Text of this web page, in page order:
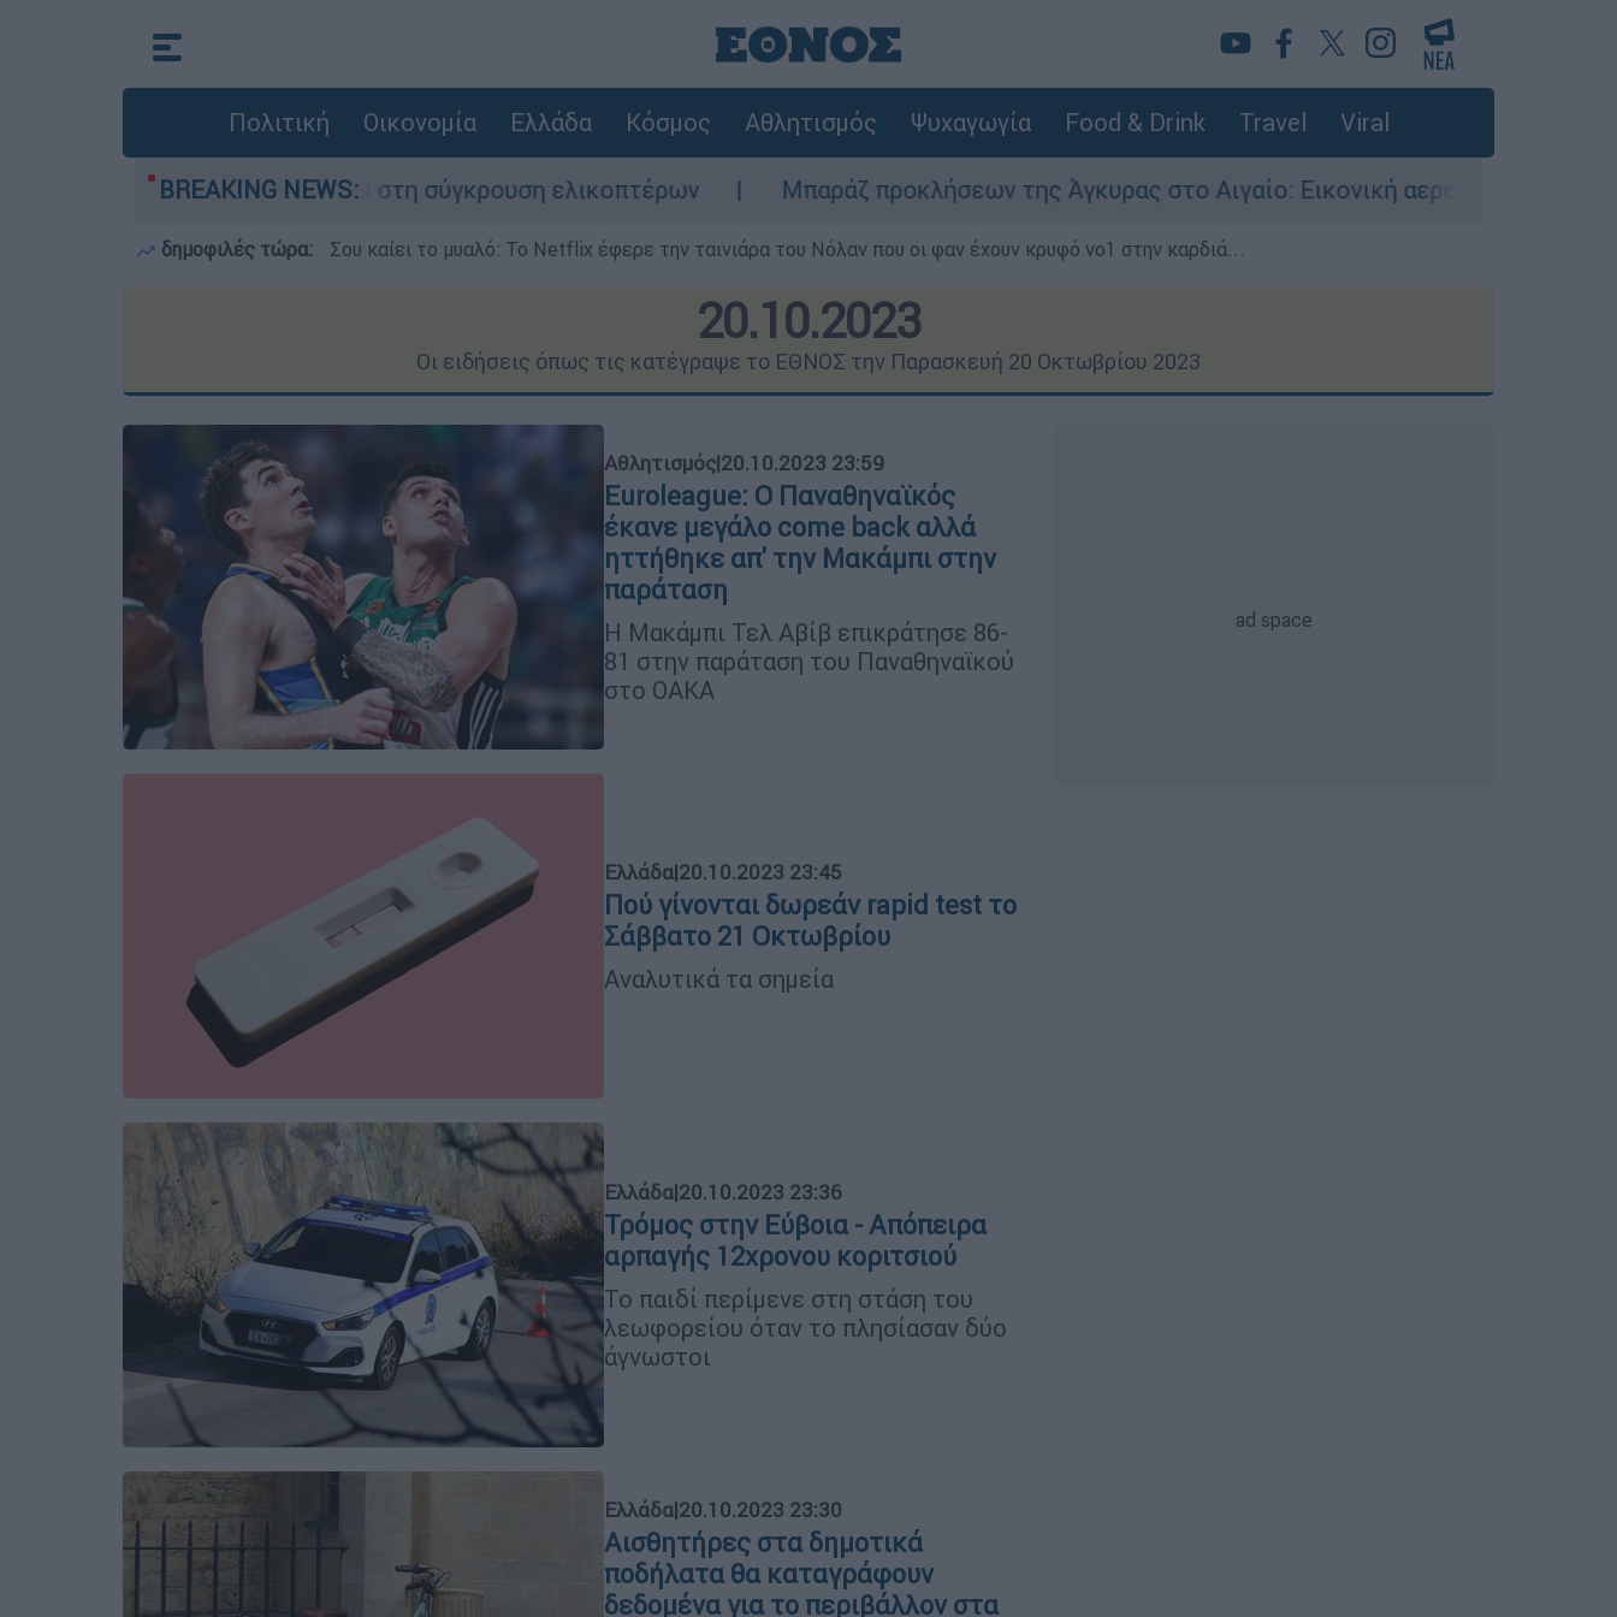
Πολιτική Οικονομία Ελλάδα Κόσμος Αθλητισμός Ψυχαγωγία Food & Drink Travel Viral
BREAKING NEWS:
τη ζωή του στη σύγκρουση ελικοπτέρων Μπαράζ προκλήσεων της Άγκυρας στο Αιγαίο: Εικονική αερομαχία ανάμεσα σε ελληνικά
δημοφιλές τώρα: Σου καίει το μυαλό: Το Netflix έφερε την ταινιάρα του Νόλαν που οι φαν έχουν κρυφό νο1 στην καρδιά...
20.10.2023
Οι ειδήσεις όπως τις κατέγραψε το ΕΘΝΟΣ την Παρασκευή 20 Οκτωβρίου 2023
Αθλητισμός|20.10.2023 23:59
Euroleague: Ο Παναθηναϊκός
έκανε μεγάλο come back αλλά
ηττήθηκε απ' την Μακάμπι στην
παράταση
Η Μακάμπι Τελ Αβίβ επικράτησε 86-
81 στην παράταση του Παναθηναϊκού
στο ΟΑΚΑ
Ελλάδα|20.10.2023 23:45
Πού γίνονται δωρεάν rapid test το
Σάββατο 21 Οκτωβρίου
Αναλυτικά τα σημεία
Ελλάδα|20.10.2023 23:36
Τρόμος στην Εύβοια - Απόπειρα
αρπαγής 12χρονου κοριτσιού
Το παιδί περίμενε στη στάση του
λεωφορείου όταν το πλησίασαν δύο
άγνωστοι
Ελλάδα|20.10.2023 23:30
Αισθητήρες στα δημοτικά
ποδήλατα θα καταγράφουν
δεδομένα για το περιβάλλον στα